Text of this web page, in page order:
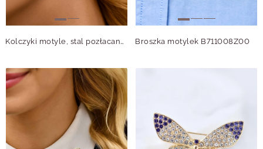
Kolczyki motyle, stal pozłacana S212393Z00 Broszka motylek B711008Z00